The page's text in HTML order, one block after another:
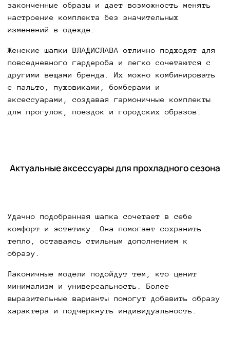
законченные образы и дает возможность менять
настроение комплекта без значительных
изменений в одежде.
Женские шапки ВЛАДИСЛАВА отлично подходят для
повседневного гардероба и легко сочетаются с
другими вещами бренда. Их можно комбинировать
с пальто, пуховиками, бомберами и
аксессуарами, создавая гармоничные комплекты
для прогулок, поездок и городских образов.
Актуальные аксессуары для прохладного сезона
Удачно подобранная шапка сочетает в себе
комфорт и эстетику. Она помогает сохранить
тепло, оставаясь стильным дополнением к
образу.
Лаконичные модели подойдут тем, кто ценит
минимализм и универсальность. Более
выразительные варианты помогут добавить образу
характера и подчеркнуть индивидуальность.